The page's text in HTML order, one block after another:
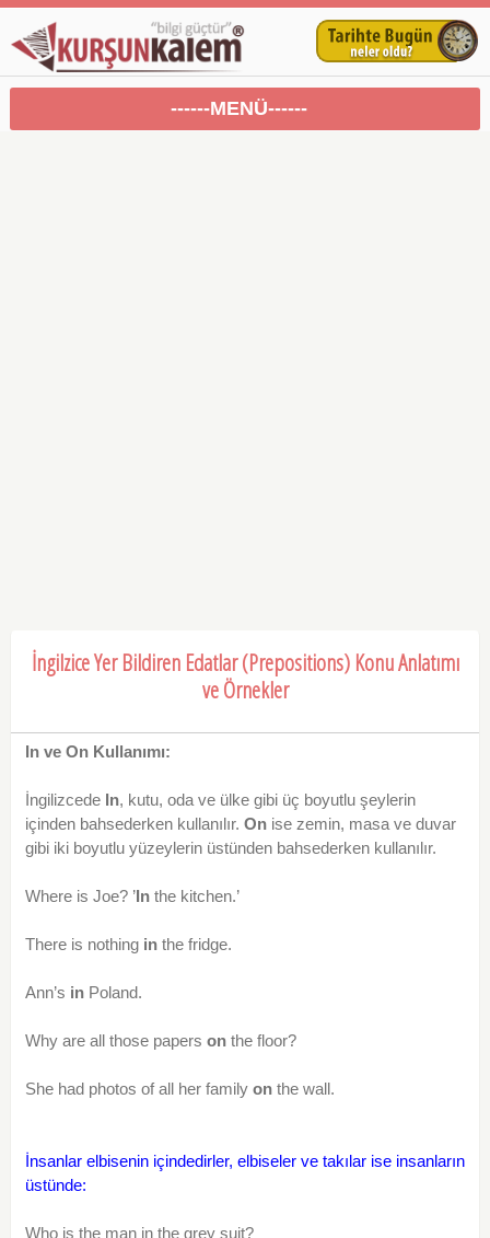
------MENÜ------
İngilzice Yer Bildiren Edatlar (Prepositions) Konu Anlatımı
ve Örnekler
In ve On Kullanımı:
İngilizcede In, kutu, oda ve ülke gibi üç boyutlu şeylerin
içinden bahsederken kullanılır. Onise zemin, masa ve duvar
gibi iki boyutlu yüzeylerin üstünden bahsederken kullanılır.
Where is Joe? ’Inthe kitchen.’
There is nothing inthe fridge.
Ann’s inPoland.
Why are all those papers onthe floor?
She had photos of all her family onthe wall.
İnsanlar elbisenin içindedirler, elbiseler ve takılar ise insanların
üstünde:
Who is the man in the grey suit?